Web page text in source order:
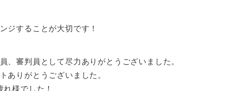
ジすることが大切です！
、審判員として尽力ありがとうございました。
ありがとうございました。
様でした！